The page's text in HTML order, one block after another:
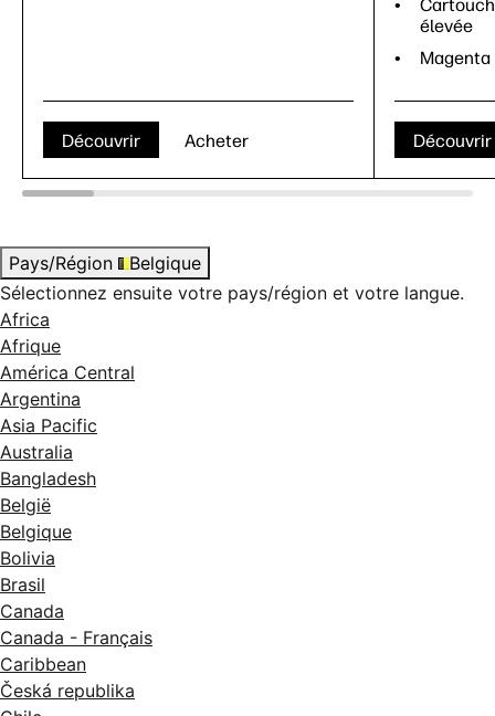
Découvrir Acheter
élevée
Magenta
Découvrir
Pays/Région
Belgique
Sélectionnez ensuite votre pays/région et votre langue.
Africa
Afrique
América Central
Argentina
Asia Pacific
Australia
Bangladesh
België
Belgique
Bolivia
Brasil
Canada
Canada - Français
Caribbean
Česká republika